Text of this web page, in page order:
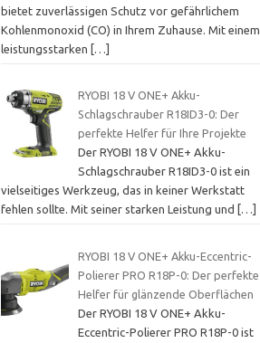
bietet zuverlässigen Schutz vor gefährlichem
Kohlenmonoxid (CO) in Ihrem Zuhause. Mit einem
leistungsstarken
[…]
RYOBI 18 V ONE+ Akku-
Schlagschrauber R18ID3-0: Der
perfekte Helfer für Ihre Projekte
Der RYOBI 18 V ONE+ Akku-
Schlagschrauber R18ID3-0 ist ein
vielseitiges Werkzeug, das in keiner Werkstatt
fehlen sollte. Mit seiner starken Leistung und
[…]
RYOBI 18 V ONE+ Akku-Eccentric-
Polierer PRO R18P-0: Der perfekte
Helfer für glänzende Oberflächen
Der RYOBI 18 V ONE+ Akku-
Eccentric-Polierer PRO R18P-0 ist